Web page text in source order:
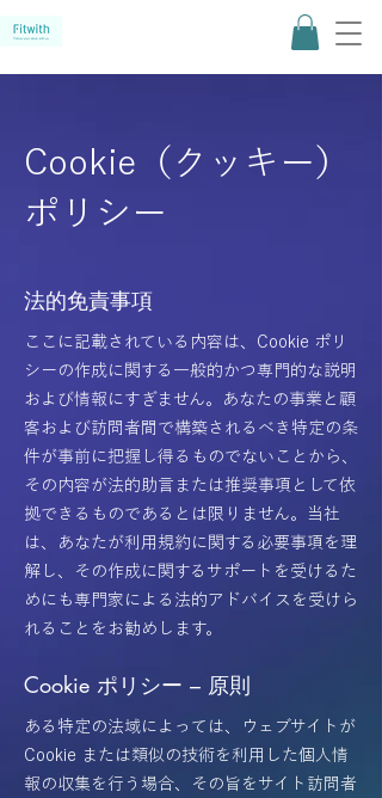
Cookie（クッキー）
ポリシー
法的免責事項
ここに記載されている内容は、Cookie ポリ
シーの作成に関する一般的かつ専門的な説明
および情報にすぎません。あなたの事業と顧
客および訪問者間で構築されるべき特定の条
件が事前に把握し得るものでないことから、
その内容が法的助言または推奨事項として依
拠できるものであるとは限りません。当社
は、あなたが利用規約に関する必要事項を理
解し、その作成に関するサポートを受けるた
めにも専門家による法的アドバイスを受けら
れることをお勧めします。
Cookie ポリシー – 原則
ある特定の法域によっては、ウェブサイトが
Cookie または類似の技術を利用した個人情
報の収集を行う場合、その旨をサイト訪問者